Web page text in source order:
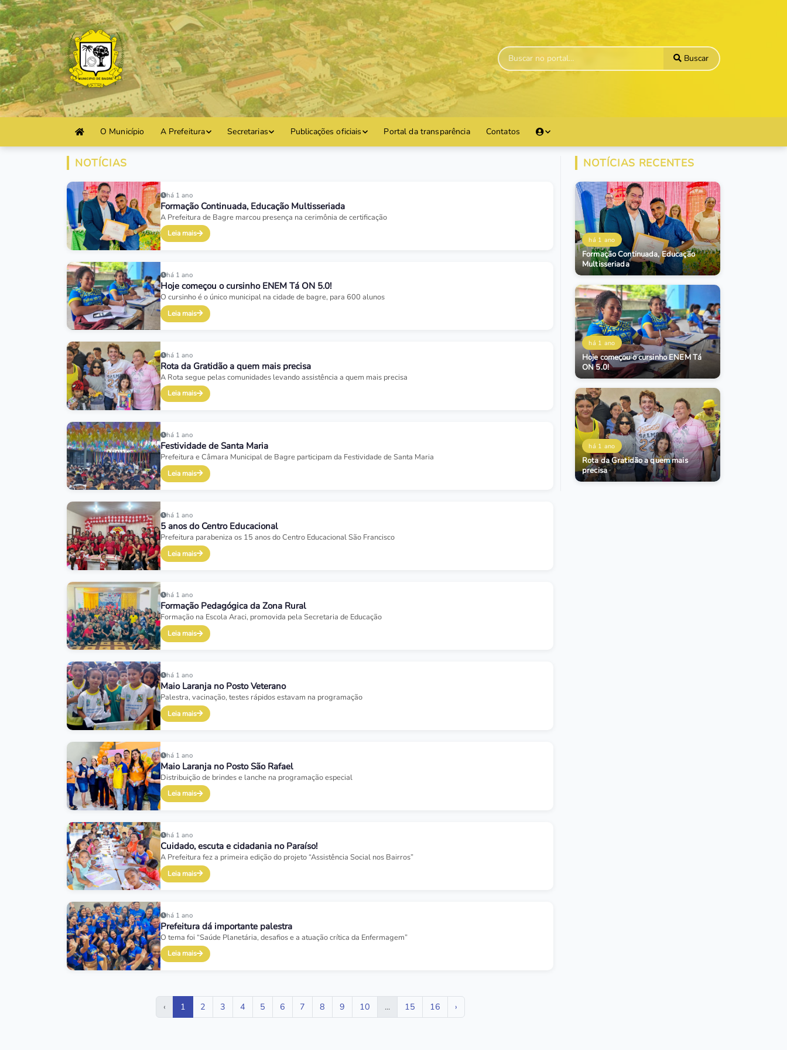
Buscar
O Município A Prefeitura Secretarias Publicações oficiais Portal da transparência Contatos
NOTÍCIAS
há 1 ano
Formação Continuada, Educação Multisseriada
A Prefeitura de Bagre marcou presença na cerimônia de certificação
Leia mais
há 1 ano
Hoje começou o cursinho ENEM Tá ON 5.0!
O cursinho é o único municipal na cidade de bagre, para 600 alunos
Leia mais
há 1 ano
Rota da Gratidão a quem mais precisa
A Rota segue pelas comunidades levando assistência a quem mais precisa
Leia mais
há 1 ano
Festividade de Santa Maria
Prefeitura e Câmara Municipal de Bagre participam da Festividade de Santa Maria
Leia mais
há 1 ano
5 anos do Centro Educacional
Prefeitura parabeniza os 15 anos do Centro Educacional São Francisco
Leia mais
há 1 ano
Formação Pedagógica da Zona Rural
Formação na Escola Araci, promovida pela Secretaria de Educação
Leia mais
há 1 ano
Maio Laranja no Posto Veterano
Palestra, vacinação, testes rápidos estavam na programação
Leia mais
há 1 ano
Maio Laranja no Posto São Rafael
Distribuição de brindes e lanche na programação especial
Leia mais
há 1 ano
Cuidado, escuta e cidadania no Paraíso!
A Prefeitura fez a primeira edição do projeto “Assistência Social nos Bairros”
Leia mais
há 1 ano
Prefeitura dá importante palestra
O tema foi “Saúde Planetária, desafios e a atuação crítica da Enfermagem”
Leia mais
‹ 1 2 3 4 5 6 7 8 9 10 ... 15 16 ›
NOTÍCIAS RECENTES
há 1 ano
Formação Continuada, Educação
Multisseriada
há 1 ano
Hoje começou o cursinho ENEM Tá
ON 5.0!
há 1 ano
Rota da Gratidão a quem mais
precisa